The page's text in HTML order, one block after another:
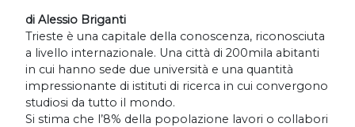
di Alessio Briganti
Trieste è una capitale della conoscenza, riconosciuta
a livello internazionale. Una città di 200mila abitanti
in cui hanno sede due università e una quantità
impressionante di istituti di ricerca in cui convergono
studiosi da tutto il mondo.
Si stima che l’8% della popolazione lavori o collabori